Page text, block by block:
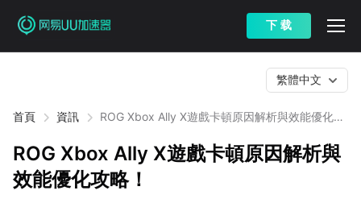
下 载
首頁 資訊
ROG Xbox Ally X遊戲卡頓原因解析與效能優化攻
繁體中文
ROG Xbox Ally X遊戲卡頓原因解析與
效能優化攻略！